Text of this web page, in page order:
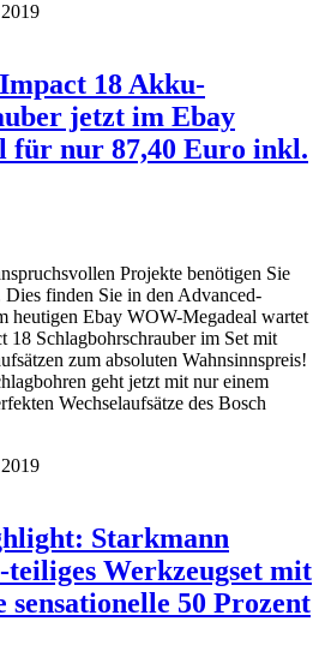
18 Akku-
jetzt im Ebay
für nur 87,40 Euro inkl.
Projekte benötigen Sie
Dies finden Sie in den Advanced-
heutigen Ebay WOW-Megadeal wartet
18 Schlagbohrschrauber im Set mit
zum absoluten Wahnsinnspreis!
geht jetzt mit nur einem
Wechselaufsätze des Bosch
Starkmann
teiliges Werkzeugset mit
sensationelle 50 Prozent